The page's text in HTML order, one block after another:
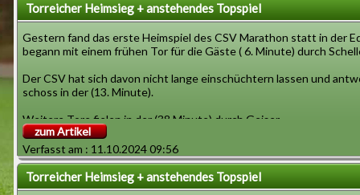
CSV Trainer \" Was unsere Stärke ist aktuell, ist der
ehrgeizig die Zweikampf stärke in entscheidenden
Momenten und die schnellen Spielzüge nach vorne
diese oft in Tore verwandelt werden konnten. Was mir
nicht so gefiel ist wie wir mit Standardsituationen des
Gegners umgehen diese können noch zu oft zu
vermeidbaren Toren führen.
Reporter \" Wie bereiten Sie sich mit der Mannschaft
auf das kommende auswärtsspiel vor? Bisher
präsentierte sich ihre Mannschaft auch auswärts
bärenstark und konnte wichtige Punkte sichern gegen
andere Titelanwärter.\"
Der
Torreicher Heimsieg + anstehendes Topspiel
Gestern fand das erste Heimspiel des CSV Marathon statt in der
begann mit einem frühen Tor für die Gäste ( 6. Minute) durch
Der CSV hat sich davon nicht lange einschüchtern lassen und
schoss in der (13. Minute).
Weitere Tore fielen in der (38 Minute) durch Geiser
(53 Minute) durch Planus, (64 Minute) durch Deisler, (67 Minute)
Endergebnis (7:1)
Es war eine Machtdemonstration und unterstich die gute Form
auswärts oder an der Edelstahl Kampfbahn nicht einfach haben
zum Artikel
Verfasst am : 11.10.2024 09:56
Torreicher Heimsieg + anstehendes Topspiel